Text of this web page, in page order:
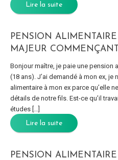
Lire la suite
PENSION ALIMENTAIRE
MAJEUR
Bonjour maître, je paie une pension
(18 ans). J’ai demandé à mon ex,
alimentaire à mon ex parce qu’elle
détails de notre fils. Est-ce qu’il
études […]
Lire la suite
PENSION ALIMENTAIRE